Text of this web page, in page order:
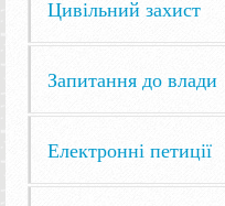
Цивільний захист
Запитання до влади
Електронні петиції